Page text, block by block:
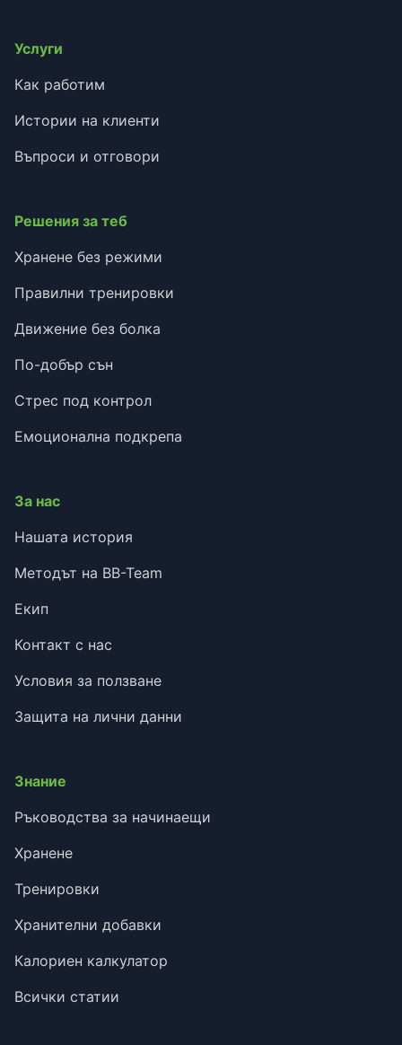
Услуги
Как работим
Истории на клиенти
Въпроси и отговори
Решения за теб
Хранене без режими
Правилни тренировки
Движение без болка
По-добър сън
Стрес под контрол
Емоционална подкрепа
За нас
Нашата история
Методът на BB-Team
Екип
Контакт с нас
Условия за ползване
Защита на лични данни
Знание
Ръководства за начинаещи
Хранене
Тренировки
Хранителни добавки
Калориен калкулатор
Всички статии